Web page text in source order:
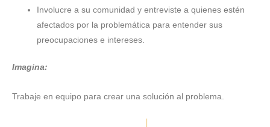
Involucre a su comunidad y entreviste a quienes estén
afectados por la problemática para entender sus
preocupaciones e intereses.
Imagina:
Trabaje en equipo para crear una solución al problema.